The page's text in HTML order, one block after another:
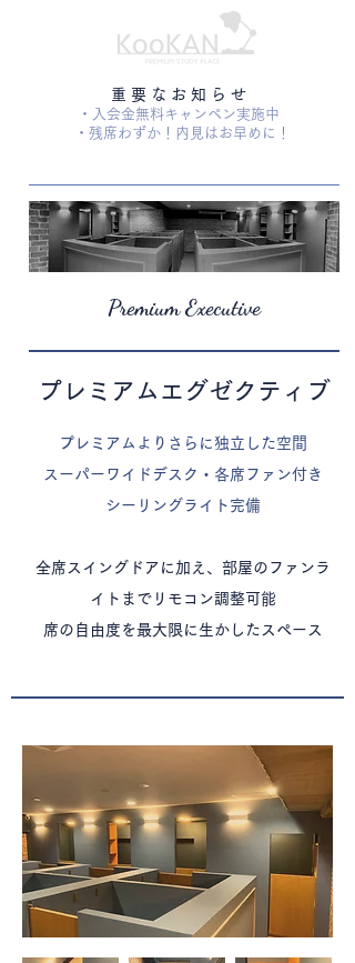
​重 要 な お 知 ら せ
・入会金無料キャンペン実施中
・残席わずか！内見はお早めに！
Premium Executive
​プレミアムエグゼクティブ
プレミアムよりさらに独立した空間
​スーパーワイドデスク・各席ファン付き
シーリングライト完備
全席スイングドアに加え、部屋のファンラ
イトまでリモコン調整可能
​席の自由度を最大限に生かしたスペース